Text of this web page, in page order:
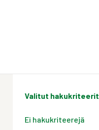
Valitut hakukriteerit
Ei hakukriteerejä